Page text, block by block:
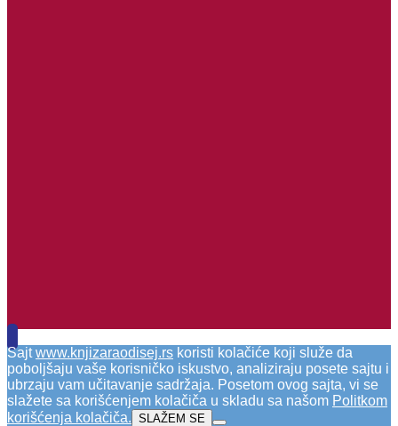
Sajtwww.knjizaraodisej.rs koristi kolačiće koji služe da
poboljšaju vaše korisničko iskustvo, analiziraju posete sajtu i
ubrzaju vam učitavanje sadržaja. Posetom ovog sajta, vi se
slažete sa korišćenjem kolačiča u skladu sa našom Politkom
korišćenja kolačiča. SLAŽEM SE